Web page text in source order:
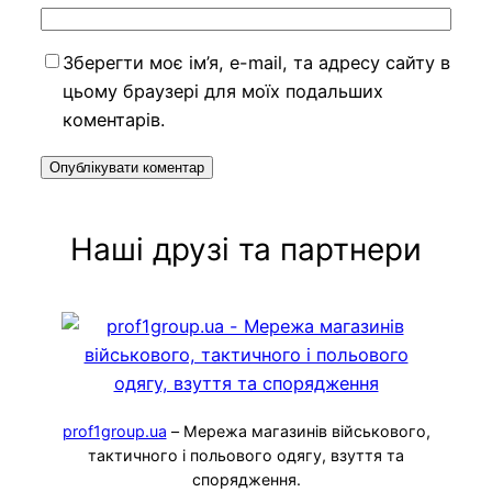
Зберегти моє ім’я, e-mail, та адресу сайту в
цьому браузері для моїх подальших
коментарів.
Наші друзі та партнери
prof1group.ua – Мережа магазинів військового,
тактичного і польового одягу, взуття та
спорядження.